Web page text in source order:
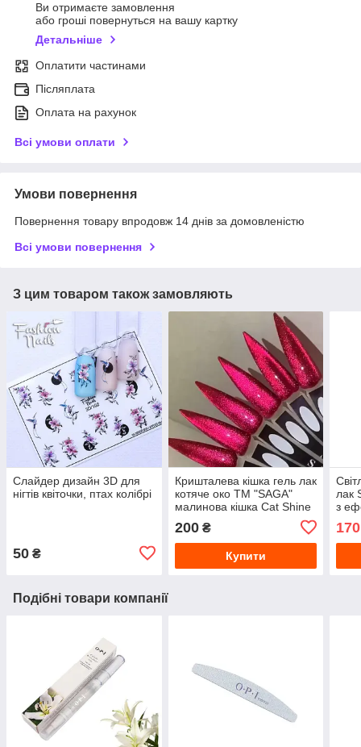
Ви отримаєте замовлення
або гроші повернуться на вашу картку
Детальніше
Оплатити частинами
Післяплата
Оплата на рахунок
Всі умови оплати
Умови повернення
Повернення товару впродовж 14 днів за домовленістю
Всі умови повернення
З цим товаром також замовляють
Слайдер дизайн 3D для
нігтів квіточки, птах колібрі
50 ₴
Кришталева кішка гель лак
котяче око ТМ "SAGA"
малинова кішка Cat Shine
Котяче око
200₴
Купити
лак
з
170
Подібні товари компанії